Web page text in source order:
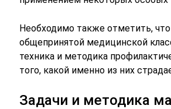
Необходимо также отметить, что
общепринятой медицинской
техника и методика
того, какой именно из них
Задачи и методика